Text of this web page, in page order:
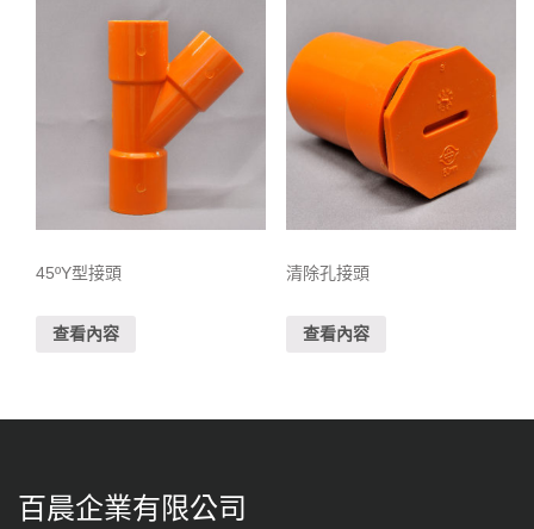
45ºY型接頭
查看內容
清除孔接頭
查看內容
百晨企業有限公司